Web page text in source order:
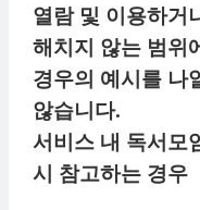
열람 및 이용하거
해치지 않는 범위
경우의 예시를 나
않습니다.
서비스 내 독서모
시 참고하는 경우